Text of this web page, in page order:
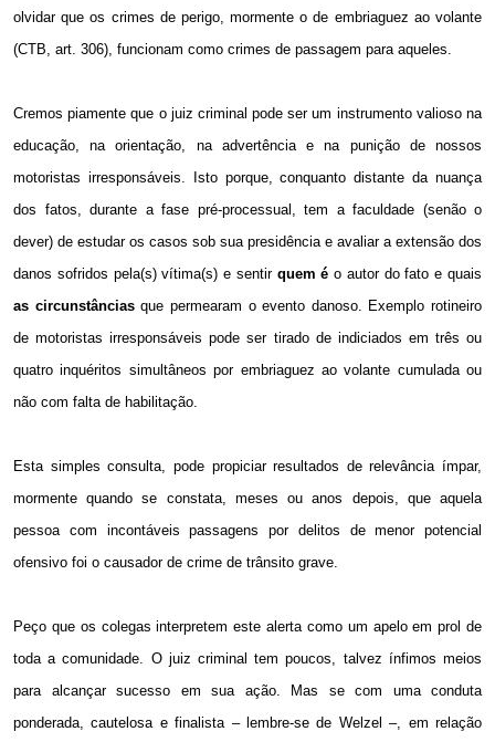
olvidar que os crimes de perigo, mormente o de embriaguez ao volante
(CTB, art. 306), funcionam como crimes de passagem para aqueles.
Cremos piamente que o juiz criminal pode ser um instrumento valioso na
educação, na orientação, na advertência e na punição de nossos
motoristas irresponsáveis. Isto porque, conquanto distante da nuança
dos fatos, durante a fase pré-processual, tem a faculdade (senão o
dever) de estudar os casos sob sua presidência e avaliar a extensão dos
danos sofridos pela(s) vítima(s) e sentir quem é o autor do fato e quais
as circunstânciasque permearam o evento danoso. Exemplo rotineiro
de motoristas irresponsáveis pode ser tirado de indiciados em três ou
quatro inquéritos simultâneos por embriaguez ao volante cumulada ou
não com falta de habilitação.
Esta simples consulta, pode propiciar resultados de relevância ímpar,
mormente quando se constata, meses ou anos depois, que aquela
pessoa com incontáveis passagens por delitos de menor potencial
ofensivo foi o causador de crime de trânsito grave.
Peço que os colegas interpretem este alerta como um apelo em prol de
toda a comunidade. O juiz criminal tem poucos, talvez ínfimos meios
para alcançar sucesso em sua ação. Mas se com uma conduta
ponderada, cautelosa e finalista – lembre-se de Welzel –, em relação